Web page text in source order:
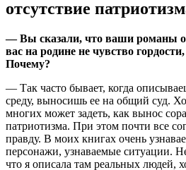
отсутствие
— Вы сказали, что ваши романы о
вас на родине не чувство
Почему?
— Так часто бывает, когда
среду, выносишь ее на общий суд.
многих может задеть, как вынос
патриотизма. При этом почти все
правду. В моих книгах очень
персонажи, узнаваемые ситуации.
что я описала там реальных людей,